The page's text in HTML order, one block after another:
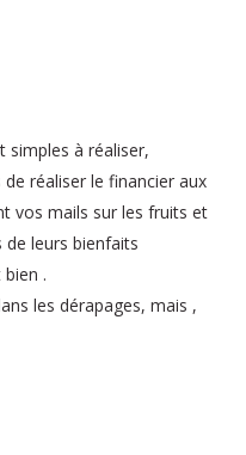
simples à réaliser,
réaliser le financier aux
vos mails sur les fruits et
leurs bienfaits
.
les dérapages, mais ,